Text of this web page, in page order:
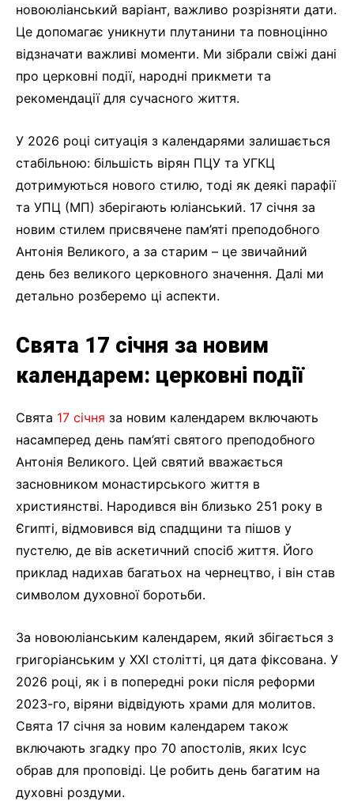
новоюліанський варіант, важливо розрізняти дати.
Це допомагає уникнути плутанини та повноцінно
відзначати важливі моменти. Ми зібрали свіжі дані
про церковні події, народні прикмети та
рекомендації для сучасного життя.
У 2026 році ситуація з календарями залишається
стабільною: більшість вірян ПЦУ та УГКЦ
дотримуються нового стилю, тоді як деякі парафії
та УПЦ (МП) зберігають юліанський. 17 січня за
новим стилем присвячене пам’яті преподобного
Антонія Великого, а за старим – це звичайний
день без великого церковного значення. Далі ми
детально розберемо ці аспекти.
Свята 17 січня за новим
календарем: церковні події
Свята 17 січня за новим календарем включають
насамперед день пам’яті святого преподобного
Антонія Великого. Цей святий вважається
засновником монастирського життя в
християнстві. Народився він близько 251 року в
Єгипті, відмовився від спадщини та пішов у
пустелю, де вів аскетичний спосіб життя. Його
приклад надихав багатьох на чернецтво, і він став
символом духовної боротьби.
За новоюліанським календарем, який збігається з
григоріанським у XXI столітті, ця дата фіксована. У
2026 році, як і в попередні роки після реформи
2023-го, віряни відвідують храми для молитов.
Свята 17 січня за новим календарем також
включають згадку про 70 апостолів, яких Ісус
обрав для проповіді. Це робить день багатим на
духовні роздуми.